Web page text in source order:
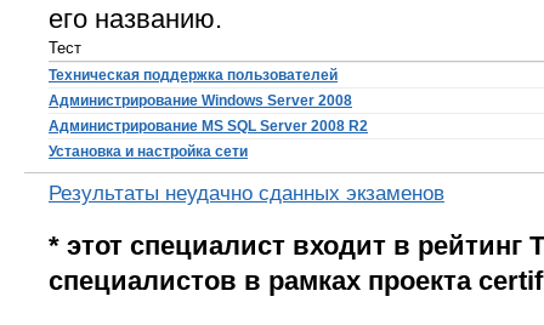
его названию.
Тест
Техническая поддержка пользователей
Администрирование Windows Server 2008
Администрирование MS SQL Server 2008 R2
Установка и настройка сети
Результаты неудачно сданных экзаменов
* этот специалист входит в рейтинг
специалистов в рамках проекта